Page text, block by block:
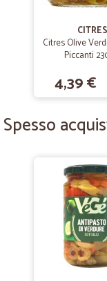
Eccezionale.
Eccezionale. Super
Spedizione veloce
Spedizione veloce,
CITRES
Citres Olive
Piccanti
4,39 €
Spesso